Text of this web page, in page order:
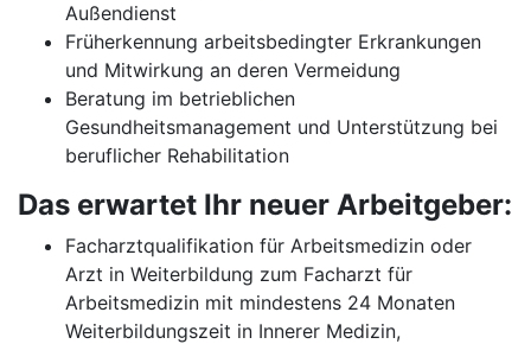
Außendienst
Früherkennung arbeitsbedingter Erkrankungen
und Mitwirkung an deren Vermeidung
Beratung im betrieblichen
Gesundheitsmanagement und Unterstützung bei
beruflicher Rehabilitation
Das erwartet Ihr neuer Arbeitgeber:
Facharztqualifikation für Arbeitsmedizin oder
Arzt in Weiterbildung zum Facharzt für
Arbeitsmedizin mit mindestens 24 Monaten
Weiterbildungszeit in Innerer Medizin,